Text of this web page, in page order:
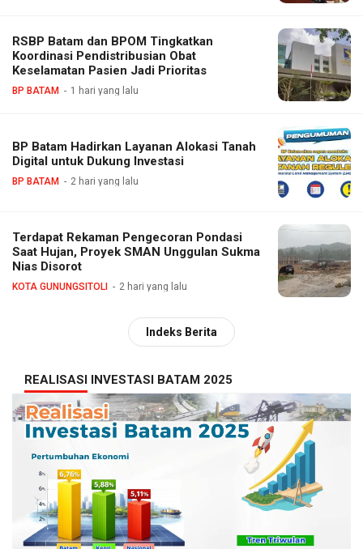
RSBP Batam dan BPOM Tingkatkan
Koordinasi Pendistribusian Obat
Keselamatan Pasien Jadi Prioritas
BP BATAM 1 hari yang lalu
BP Batam Hadirkan Layanan Alokasi Tanah
Digital untuk Dukung Investasi
BP BATAM 2 hari yang lalu
Terdapat Rekaman Pengecoran Pondasi
Saat Hujan, Proyek SMAN Unggulan Sukma
Nias Disorot
KOTA GUNUNGSITOLI 2 hari yang lalu
Indeks Berita
REALISASI INVESTASI BATAM 2025